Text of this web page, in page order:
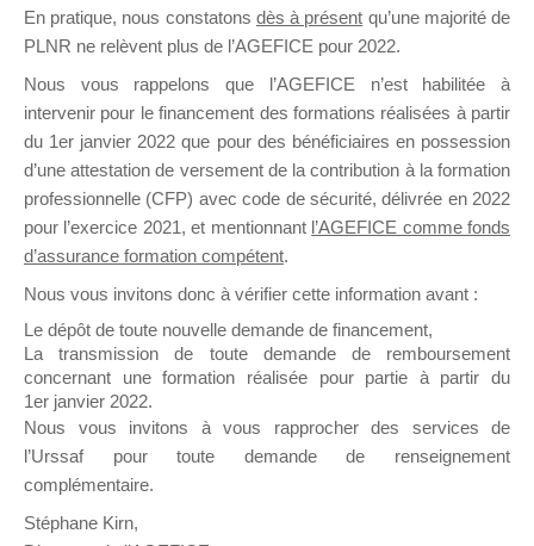
Groupe Public
il y a un mois
Ce groupe est destiné aux Organismes de
Formation qui souhaitent répondre à l’Appel à
Propositions Mallette du Dirigeant.
sur lequel il est possible de laisser un message
ou poser une question.
NB : Il est nécessaire d’être
pouvoir rejoindre ce groupe
En pratique, nous constatons dès à présent qu’une majorité de
PLNR ne relèvent plus de l’AGEFICE pour 2022.
Nous vous rappelons que l’AGEFICE n’est habilitée à
intervenir pour le financement des formations réalisées à partir
du 1er janvier 2022 que pour des bénéficiaires en possession
d’une attestation de versement de la contribution à la formation
professionnelle (CFP) avec code de sécurité, délivrée en 2022
pour l’exercice 2021, et mentionnant l’AGEFICE comme fonds
d’assurance formation compétent.
Nous vous invitons donc à vérifier cette information avant :
Le dépôt de toute nouvelle demande de financement,
La transmission de toute demande de remboursement
concernant une formation réalisée pour partie à partir du
1er janvier 2022.
Nous vous invitons à vous rapprocher des services de
l’Urssaf pour toute demande de renseignement
complémentaire.
Stéphane Kirn,